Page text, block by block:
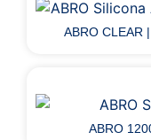
ABRO CLEAR
ABRO